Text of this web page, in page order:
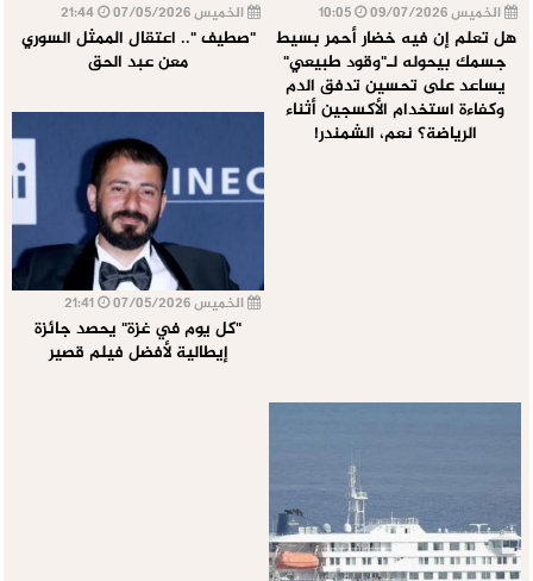
الخميس 09/07/2026
هل تعلم إن فيه خضار أحمر بسيط
جسمك بيحوله لـ"وقود طبيعي"
يساعد على تحسين تدفق الدم
وكفاءة استخدام الأكسجين أثناء
الرياضة؟ نعم، الشمندر!
الخميس 07/05/2026
"صطيف ".. اعتقال الممثل السوري
معن عبد الحق
الخميس 07/05/2026
"كل يوم في غزة" يحصد جائزة
إيطالية لأفضل فيلم قصير